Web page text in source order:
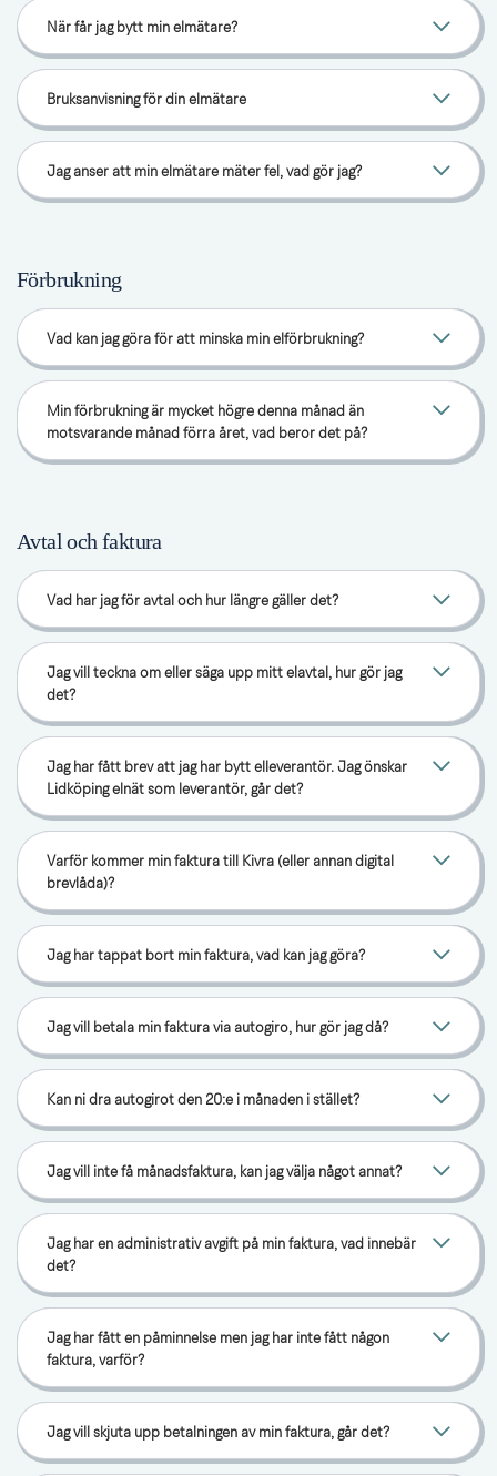
När får jag bytt min elmätare?
Bruksanvisning för din elmätare
Jag anser att min elmätare mäter fel, vad gör jag?
Förbrukning
Vad kan jag göra för att minska min elförbrukning?
Min förbrukning är mycket högre denna månad än
motsvarande månad förra året, vad beror det på?
Avtal och faktura
Vad har jag för avtal och hur längre gäller det?
Jag vill teckna om eller säga upp mitt elavtal, hur gör jag
det?
Jag har fått brev att jag har bytt elleverantör. Jag önskar
Lidköping elnät som leverantör, går det?
Varför kommer min faktura till Kivra (eller annan digital
brevlåda)?
Jag har tappat bort min faktura, vad kan jag göra?
Jag vill betala min faktura via autogiro, hur gör jag då?
Kan ni dra autogirot den 20:e i månaden i stället?
Jag vill inte få månadsfaktura, kan jag välja något annat?
Jag har en administrativ avgift på min faktura, vad innebär
det?
Jag har fått en påminnelse men jag har inte fått någon
faktura, varför?
Jag vill skjuta upp betalningen av min faktura, går det?